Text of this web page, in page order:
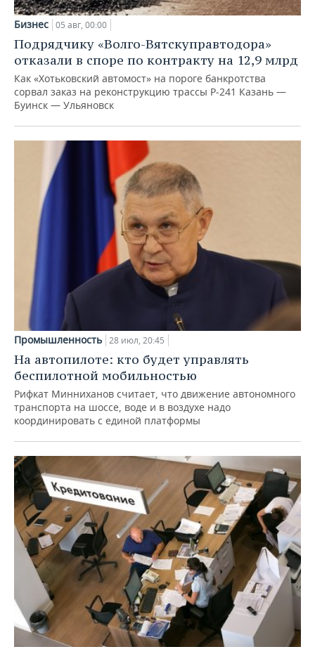
Бизнес 05 авг, 00:00
Подрядчику «Волго-Вятскуправтодора»
отказали в споре по контракту на 12,9 млрд
Как «Хотьковский автомост» на пороге банкротства
сорвал заказ на реконструкцию трассы Р‑241 Казань —
Буинск — Ульяновск
Промышленность 28 июл, 20:45
На автопилоте: кто будет управлять
беспилотной мобильностью
Рифкат Минниханов считает, что движение автономного
транспорта на шоссе, воде и в воздухе надо
координировать с единой платформы